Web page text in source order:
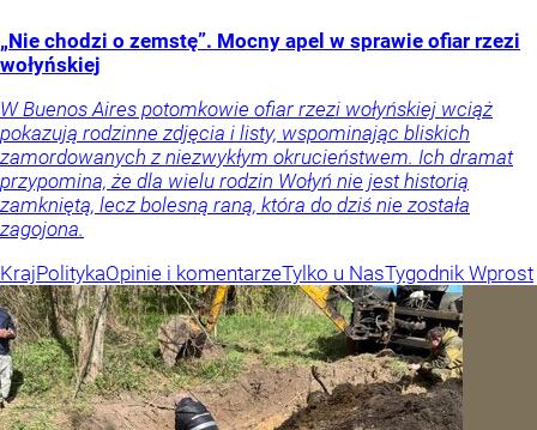
„Nie chodzi o zemstę”. Mocny apel w sprawie ofiar rzezi
wołyńskiej
W Buenos Aires potomkowie ofiar rzezi wołyńskiej wciąż
pokazują rodzinne zdjęcia i listy, wspominając bliskich
zamordowanych z niezwykłym okrucieństwem. Ich dramat
przypomina, że dla wielu rodzin Wołyń nie jest historią
zamkniętą, lecz bolesną raną, która do dziś nie została
zagojona.
KrajPolitykaOpinie i komentarzeTylko u NasTygodnik Wprost